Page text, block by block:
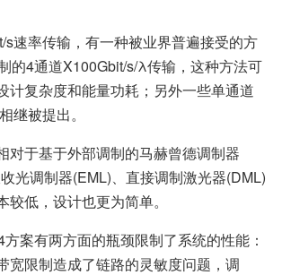
s速率传输，有一种被业界普遍接受的方
的4通道X100Gbit/s/λ传输，这种方法可
计复杂度和能量功耗；另外一些单通道
继被提出。
对于基于外部调制的马赫曾德调制器
光调制器(EML)、直接调制激光器(DML)
较低，设计也更为简单。
案有两方面的瓶颈限制了系统的性能：
宽限制造成了链路的灵敏度问题，调